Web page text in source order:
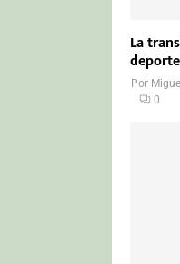
La
deporte
Por
0